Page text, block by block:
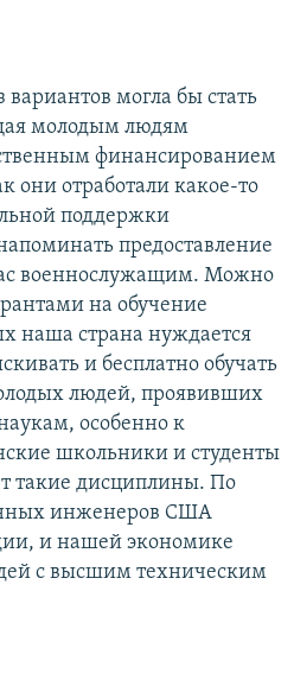
могла бы стать
молодым людям
финансированием
они отработали какое-то
поддержки
предоставление
военнослужащим. Можно
на обучение
наша страна нуждается
и бесплатно обучать
людей, проявивших
особенно к
школьники и студенты
такие дисциплины. По
инженеров США
и нашей экономике
с высшим техническим